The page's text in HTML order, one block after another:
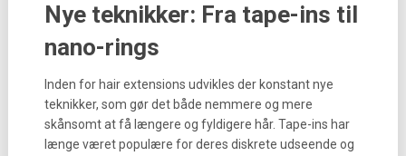
Nye teknikker: Fra tape-ins til
nano-rings
Inden for hair extensions udvikles der konstant nye
teknikker, som gør det både nemmere og mere
skånsomt at få længere og fyldigere hår. Tape-ins har
længe været populære for deres diskrete udseende og